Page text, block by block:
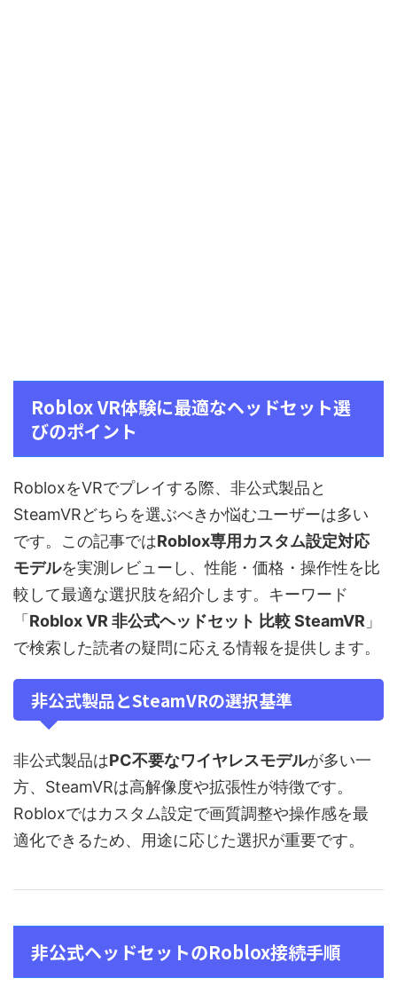
Roblox VR体験に最適なヘッドセット選
びのポイント
RobloxをVRでプレイする際、非公式製品と
SteamVRどちらを選ぶべきか悩むユーザーは多い
です。この記事ではRoblox専用カスタム設定対応
モデルを実測レビューし、性能・価格・操作性を比
較して最適な選択肢を紹介します。キーワード
「 Roblox VR 非公式ヘッドセット 比較 SteamVR 」
で検索した読者の疑問に応える情報を提供します。
非公式製品とSteamVRの選択基準
非公式製品はPC不要なワイヤレスモデルが多い一
方、SteamVRは高解像度や拡張性が特徴です。
Robloxではカスタム設定で画質調整や操作感を最
適化できるため、用途に応じた選択が重要です。
非公式ヘッドセットのRoblox接続手順